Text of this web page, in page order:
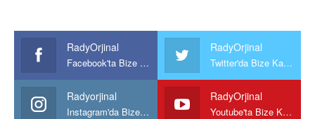
RadyOrjinal
Facebook'ta Bize Katılın
RadyOrjinal
Twitter'da Bize Katılın
Radyorjinal
Instagram'da Bize katılın
RadyOrjinal
Youtube'ta Bize Katılın